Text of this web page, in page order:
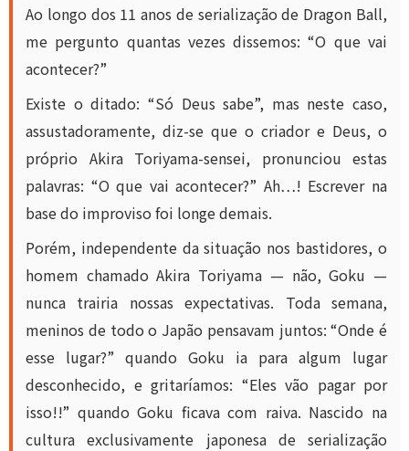
Ao longo dos 11 anos de serialização de Dragon Ball,
me pergunto quantas vezes dissemos: “O que vai
acontecer?”
Existe o ditado: “Só Deus sabe”, mas neste caso,
assustadoramente, diz-se que o criador e Deus, o
próprio Akira Toriyama-sensei, pronunciou estas
palavras: “O que vai acontecer?” Ah…! Escrever na
base do improviso foi longe demais.
Porém, independente da situação nos bastidores, o
homem chamado Akira Toriyama — não, Goku —
nunca trairia nossas expectativas. Toda semana,
meninos de todo o Japão pensavam juntos: “Onde é
esse lugar?” quando Goku ia para algum lugar
desconhecido, e gritaríamos: “Eles vão pagar por
isso!!” quando Goku ficava com raiva. Nascido na
cultura exclusivamente japonesa de serialização